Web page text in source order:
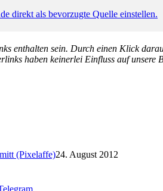
direkt als bevorzugte Quelle einstellen.
enthalten sein. Durch einen Klick
haben keinerlei Einfluss auf unsere
(Pixelaffe)24. August 2012